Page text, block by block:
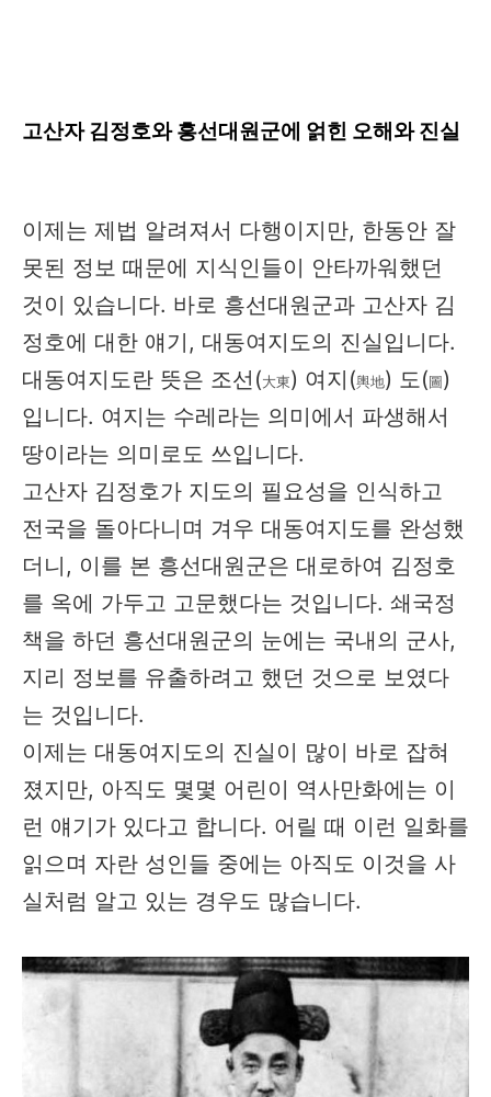
고산자 김정호와 흥선대원군에 얽힌 오해와 진실
이제는 제법 알려져서 다행이지만, 한동안 잘
못된 정보 때문에 지식인들이 안타까워했던
것이 있습니다. 바로 흥선대원군과 고산자 김
정호에 대한 얘기, 대동여지도의 진실입니다.
대동여지도란 뜻은 조선(大東) 여지(輿地) 도(圖)
입니다. 여지는 수레라는 의미에서 파생해서
땅이라는 의미로도 쓰입니다.
고산자 김정호가 지도의 필요성을 인식하고
전국을 돌아다니며 겨우 대동여지도를 완성했
더니, 이를 본 흥선대원군은 대로하여 김정호
를 옥에 가두고 고문했다는 것입니다. 쇄국정
책을 하던 흥선대원군의 눈에는 국내의 군사,
지리 정보를 유출하려고 했던 것으로 보였다
는 것입니다.
이제는 대동여지도의 진실이 많이 바로 잡혀
졌지만, 아직도 몇몇 어린이 역사만화에는 이
런 얘기가 있다고 합니다. 어릴 때 이런 일화를
읽으며 자란 성인들 중에는 아직도 이것을 사
실처럼 알고 있는 경우도 많습니다.